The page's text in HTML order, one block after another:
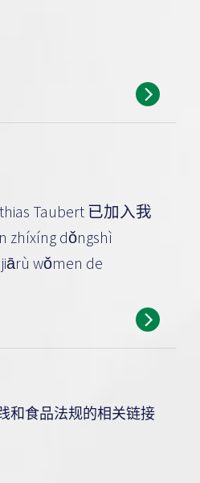
Taubert 已加入我
zhíxíng dǒngshì
wǒmen de
和食品法规的相关链接